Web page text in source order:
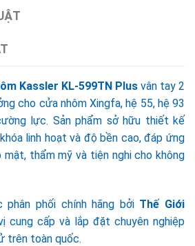
Kassler KL-599TN Plus vân tay 2
cho cửa nhôm Xingfa, hệ 55, hệ 93
lực. Sản phẩm sở hữu thiết kế
linh hoạt và độ bền cao, đáp ứng
mật, thẩm mỹ và tiện nghi cho không
phân phối chính hãng bởi Thế Giới
cung cấp và lắp đặt chuyên nghiệp
trên toàn quốc.